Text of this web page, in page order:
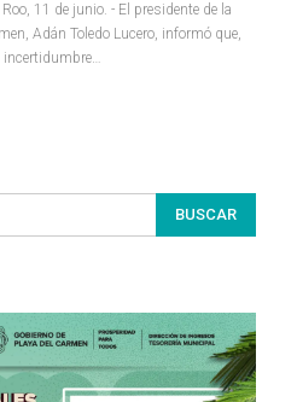
11 de junio. - El presidente de la
Adán Toledo Lucero, informó que,
incertidumbre…